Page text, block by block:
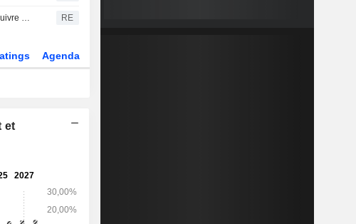
Actions espagnoles - Les facteurs à suivre le 6 août RE
Agenda
-
-
et